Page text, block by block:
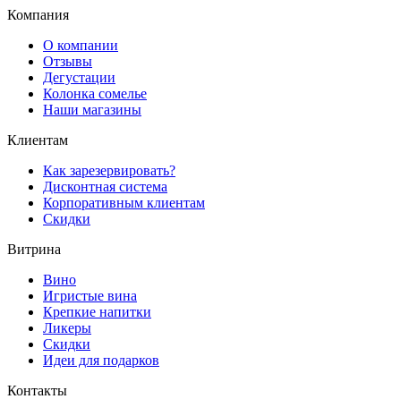
Компания
О компании
Отзывы
Дегустации
Колонка сомелье
Наши магазины
Клиентам
Как зарезервировать?
Дисконтная система
Корпоративным клиентам
Скидки
Витрина
Вино
Игристые вина
Крепкие напитки
Ликеры
Скидки
Идеи для подарков
Контакты